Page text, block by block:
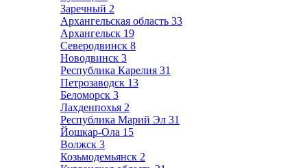
Заречный 2
Архангельская область 33
Архангельск 19
Северодвинск 8
Новодвинск 3
Республика Карелия 31
Петрозаводск 13
Беломорск 3
Лахденпохья 2
Республика Марий Эл 31
Йошкар-Ола 15
Волжск 3
Козьмодемьянск 2